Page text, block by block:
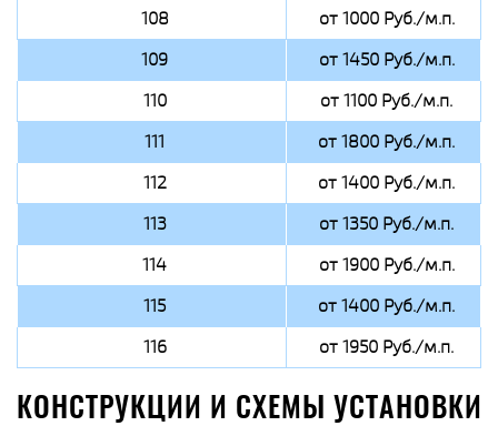
108
от 1000 Руб./м.п.
109
от 1450 Руб./м.п.
110
от 1100 Руб./м.п.
111
от 1800 Руб./м.п.
112
от 1400 Руб./м.п.
113
от 1350 Руб./м.п.
114
от 1900 Руб./м.п.
115
от 1400 Руб./м.п.
116
от 1950 Руб./м.п.
КОНСТРУКЦИИ И СХЕМЫ УСТАНОВКИ